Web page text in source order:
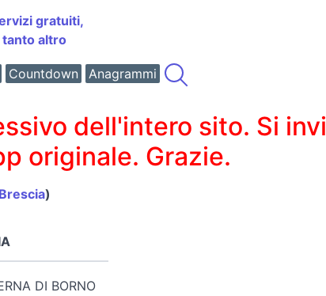
gratuiti,
altro
Countdown Anagrammi
dell'intero sito. Si
originale. Grazie.
Brescia)
DI BORNO